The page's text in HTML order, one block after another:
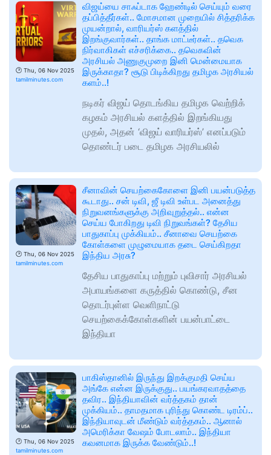
🕑 Thu, 06 Nov 2025
tamilminutes.com
விஜய்யை சாஃப்டாக ஹேண்டில் செய்யும் வரை
தப்பித்தீர்கள்.. மோசமான முறையில் சித்தரிக்க
முயன்றால், வாரியர்ஸ் களத்தில்
இறங்குவார்கள்.. தாங்க மாட்டீர்கள்.. தவெக
நிர்வாகிகள் எச்சரிக்கை.. தவெகவின்
அரசியல் அணுகுமுறை இனி மென்மையாக
இருக்காதா? சூடு பிடிக்கிறது தமிழக அரசியல்
களம்..!
நடிகர் விஜய் தொடங்கிய தமிழக வெற்றிக்
கழகம் அரசியல் களத்தில் இறங்கியது
முதல், அதன் ‘விஜய் வாரியர்ஸ்’ எனப்படும்
தொண்டர் படை தமிழக அரசியலில்
🕑 Thu, 06 Nov 2025
tamilminutes.com
சீனாவின் செயற்கைகோளை இனி பயன்படுத்த
கூடாது.. சன் டிவி, ஜீ டிவி உள்பட அனைத்து
நிறுவனங்களுக்கு அறிவுறுத்தல்.. என்ன
செய்ய போகிறது டிவி நிறுவங்கள்? தேசிய
பாதுகாப்பு முக்கியம்.. சீனாவை செயற்கை
கோள்களை முழுமையாக தடை செய்கிறதா
இந்திய அரசு?
தேசிய பாதுகாப்பு மற்றும் புவிசார் அரசியல்
அபாயங்களை கருத்தில் கொண்டு, சீன
தொடர்புள்ள வெளிநாட்டு
செயற்கைக்கோள்களின் பயன்பாட்டை
இந்தியா
🕑 Thu, 06 Nov 2025
tamilminutes.com
பாகிஸ்தானில் இருந்து இறக்குமதி செய்ய
அங்கே என்ன இருக்குது.. பயங்கரவாதத்தை
தவிர.. இந்தியாவின் வர்த்தகம் தான்
முக்கியம்.. தாமதமாக புரிந்து கொண்ட டிரம்ப்..
இந்தியாவுடன் மீண்டும் வர்த்தகம்.. ஆனால்
அமெரிக்கா வேஷம் போடலாம்.. இந்தியா
கவனமாக இருக்க வேண்டும்..!